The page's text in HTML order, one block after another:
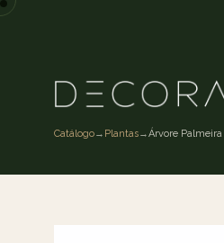
Catálogo→ Plantas→Árvore Palmeira